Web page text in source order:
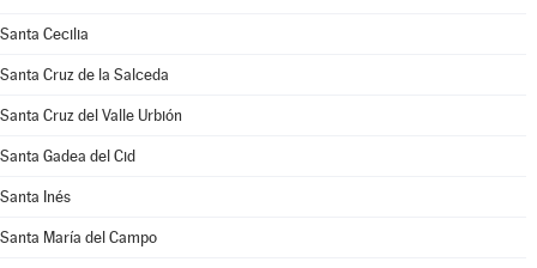
Santa Cecilia
Santa Cruz de la Salceda
Santa Cruz del Valle Urbión
Santa Gadea del Cid
Santa Inés
Santa María del Campo